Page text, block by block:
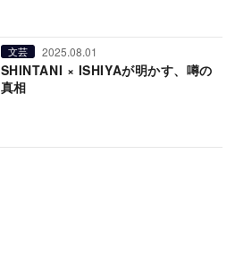
文芸 2025.08.01
SHINTANI × ISHIYAが明かす、噂の
真相